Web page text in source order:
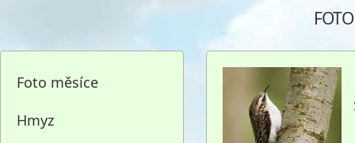
Foto měsíce
Hmyz